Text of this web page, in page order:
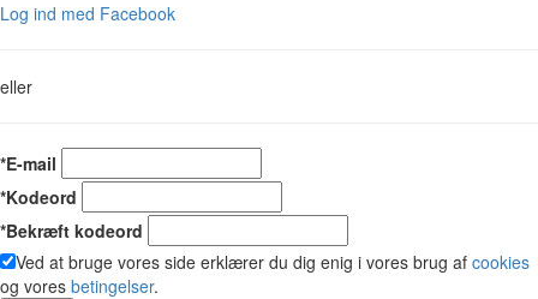
Log ind med Facebook
eller
*E-mail
*Kodeord
*Bekræft kodeord
Ved at bruge vores side erklærer du dig enig i vores brug af cookies
og vores betingelser.